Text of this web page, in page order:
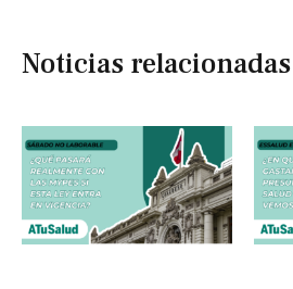
Noticias relacionadas